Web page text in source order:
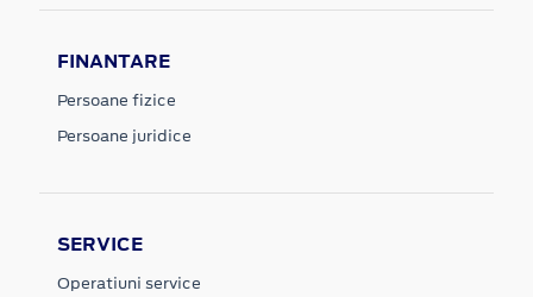
FINANTARE
Persoane fizice
Persoane juridice
SERVICE
Operatiuni service